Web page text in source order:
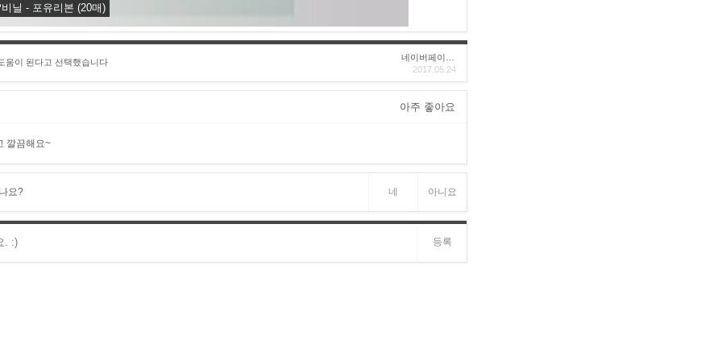
닐 - 포유리본 (20매)
움이 된다고 선택했습니다
2017.05.24
아주 좋아요
깔끔해요~
요? 네 아니요
등록